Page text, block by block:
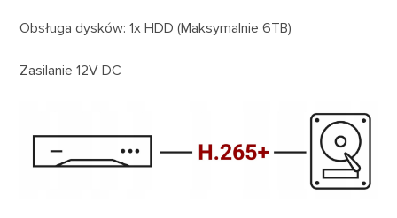
Obsługa dysków: 1x HDD (Maksymalnie 6TB)
Zasilanie 12V DC